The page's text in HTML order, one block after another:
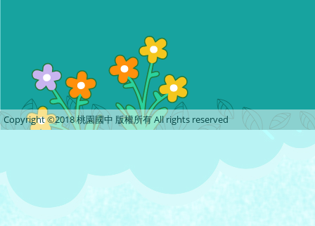
Copyright ©2018 桃園國中 版權所有 All rights reserved